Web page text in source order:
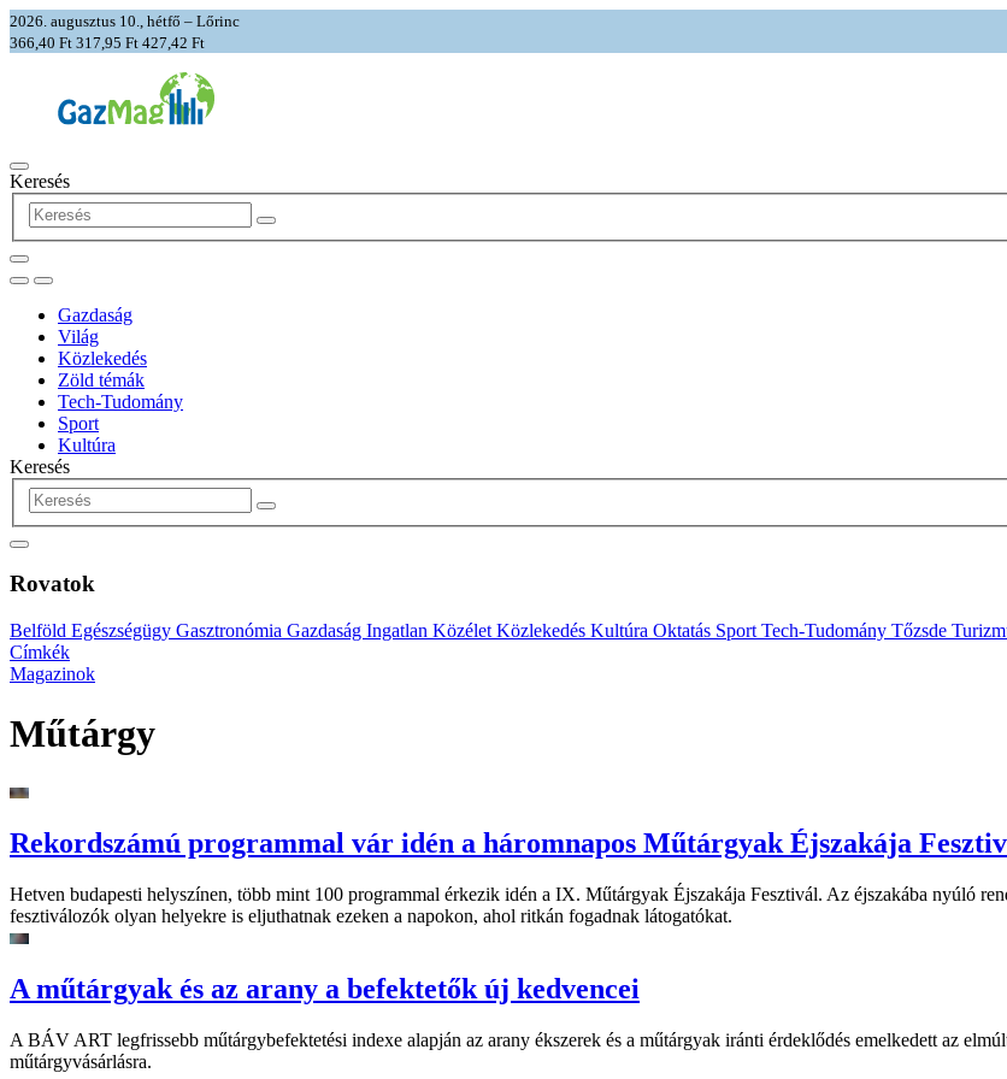
2026. augusztus 10., hétfő – Lőrinc
366,40 Ft 317,95 Ft 427,42 Ft
Keresés
Gazdaság
Világ
Közlekedés
Zöld témák
Tech-Tudomány
Sport
Kultúra
Keresés
Rovatok
Belföld Egészségügy Gasztronómia Gazdaság Ingatlan Közélet Közlekedés Kultúra Oktatás Sport Tech-Tudomány Tőzsde
Címkék
Magazinok
Műtárgy
Rekordszámú programmal vár idén a háromnapos Műtárgyak Éjszakája
Hetven budapesti helyszínen, több mint 100 programmal érkezik idén a IX. Műtárgyak Éjszakája Fesztivál. Az éjszakába nyúló
fesztiválozók olyan helyekre is eljuthatnak ezeken a napokon, ahol ritkán fogadnak látogatókat.
A műtárgyak és az arany a befektetők új kedvencei
A BÁV ART legfrissebb műtárgybefektetési indexe alapján az arany ékszerek és a műtárgyak iránti érdeklődés emelkedett az
műtárgyvásárlásra.